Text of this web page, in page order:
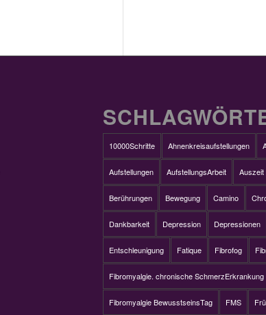
10000Schritte Ahnenkreisaufstellungen
Aufstellungen AufstellungsArbeit Auszeit
Berührungen Bewegung Camino
Dankbarkeit Depression Depressionen
Entschleunigung Fatique Fibrofog
Fibromyalgie. chronische SchmerzErkrankung
Fibromyalgie BewusstseinsTag FMS